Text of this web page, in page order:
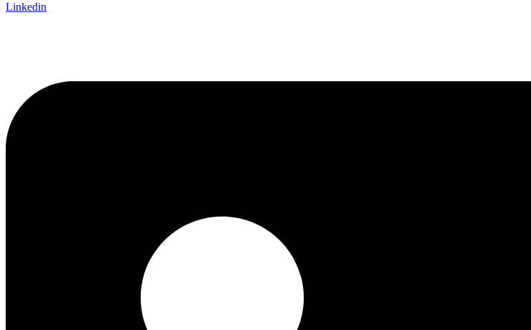
Linkedin